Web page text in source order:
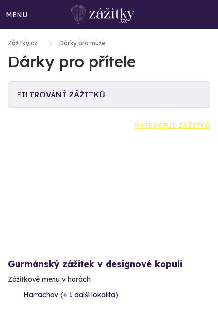
MENU
Zážitky.cz Dárky pro muže
Dárky pro přítele
FILTROVÁNÍ ZÁŽITKŮ
KATEGORIE ZÁŽITKŮ
Gurmánský zážitek v designové kopuli
Zážitkové menu v horách
Harrachov (+ 1 další lokalita)